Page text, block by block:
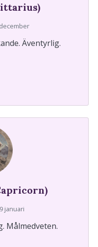
Äventyrlig.
januari
Målmedveten.